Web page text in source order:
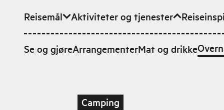
Hopp til hovedinnhold
Reisemål Aktiviteter og tjenester
Se og gjøreArrangementerMat og drikke
Camping